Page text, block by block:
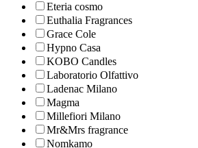
Eteria cosmo
Euthalia Fragrances
Grace Cole
Hypno Casa
KOBO Candles
Laboratorio Olfattivo
Ladenac Milano
Magma
Millefiori Milano
Mr&Mrs fragrance
Nomkamo